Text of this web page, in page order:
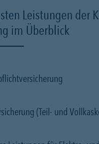
Leistungen der
im Überblick
(Teil- und